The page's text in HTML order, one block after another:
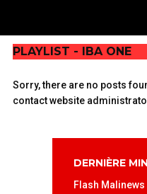
PLAYLIST - IBA ONE
Sorry, there are no posts
contact website
DERNIÈRE
Flash